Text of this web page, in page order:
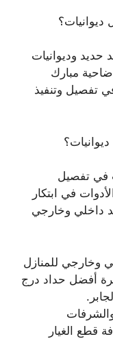
وديوانيات
مبارك
في تفصيل وتنفيذ
في تفصيل
في ابتكار
داخلي وخارجي
وخارجي للمنازل
أفضل حداد درج
قطع الغيار